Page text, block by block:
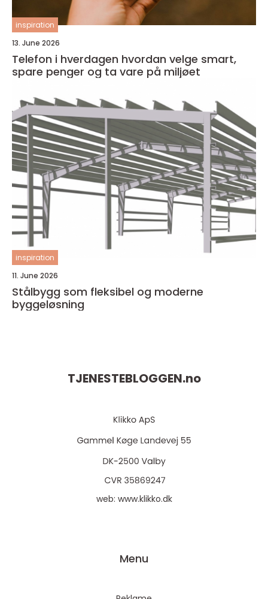
inspiration
13. June 2026
Telefon i hverdagen hvordan velge smart,
spare penger og ta vare på miljøet
inspiration
11. June 2026
Stålbygg som fleksibel og moderne
byggeløsning
TJENESTEBLOGGEN.no
web: www.klikko.dk
Menu